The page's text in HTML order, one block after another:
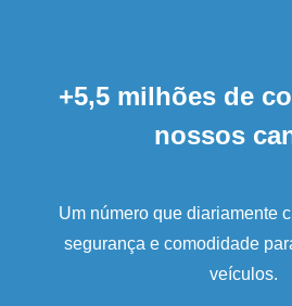
+5,5 milhões de
nossos
Um número que diariamente
segurança e comodidade
veículos.